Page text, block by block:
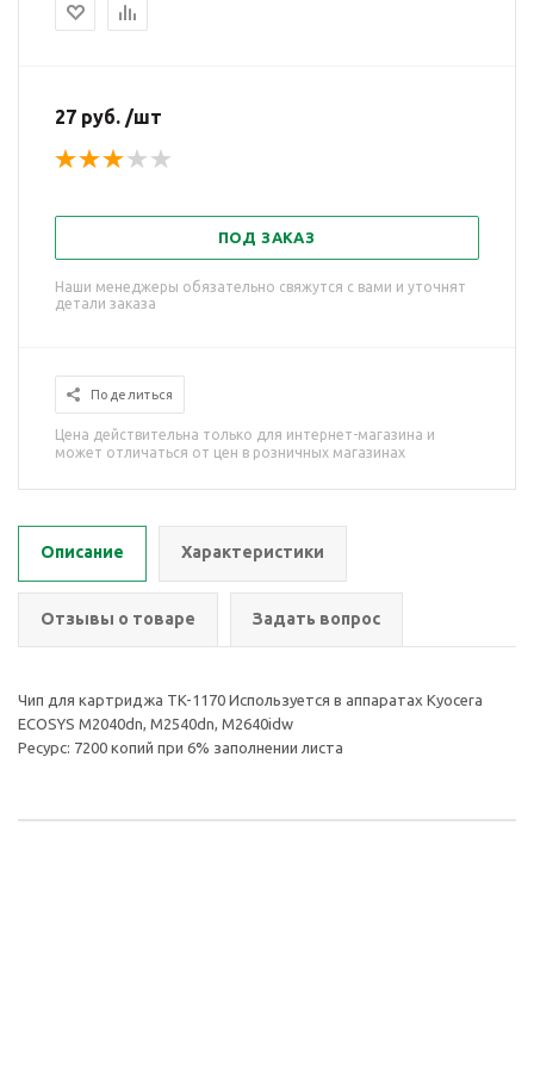
27 руб. /шт
ПОД ЗАКАЗ
Наши менеджеры обязательно свяжутся с вами и уточнят
детали заказа
Поделиться
Цена действительна только для интернет-магазина и
может отличаться от цен в розничных магазинах
Описание Характеристики
Отзывы о товаре Задать вопрос
Чип для картриджа TK-1170 Используется в аппаратах Kyocera
ECOSYS M2040dn, M2540dn, M2640idw
Ресурс: 7200 копий при 6% заполнении листа